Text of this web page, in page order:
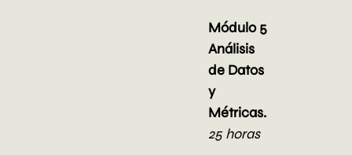
Módulo 5
Análisis
de Datos
y
Métricas.
25 horas